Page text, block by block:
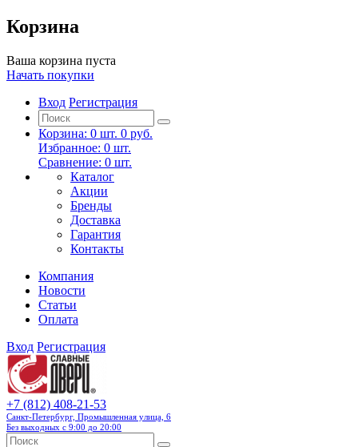
Корзина
Ваша корзина пуста
Начать покупки
Вход Регистрация
Корзина: 0 шт. 0 руб.
Избранное: 0 шт.
Сравнение: 0 шт.
Каталог
Акции
Бренды
Доставка
Гарантия
Контакты
Компания
Новости
Статьи
Оплата
Вход Регистрация
+7 (812) 408-21-53
Санкт-Петербург, Промышленная улица, 6
Без выходных с 9:00 до 20:00